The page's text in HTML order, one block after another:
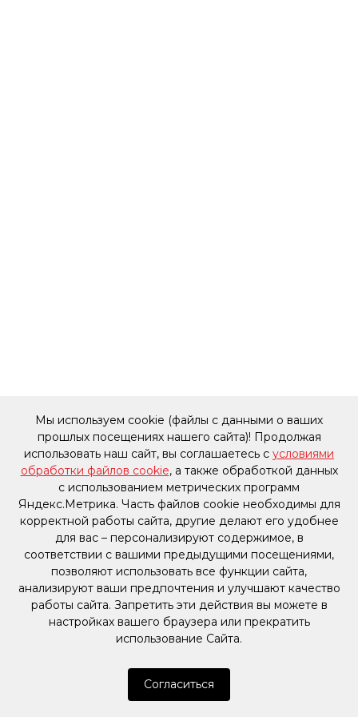
Мы используем cookie (файлы с данными о ваших
прошлых посещениях нашего сайта)! Продолжая
использовать наш сайт, вы соглашаетесь с условиями
обработки файлов cookie, а также обработкой данных
с использованием метрических программ
Яндекс.Метрика. Часть файлов cookie необходимы для
корректной работы сайта, другие делают его удобнее
для вас – персонализируют содержимое, в
соответствии с вашими предыдущими посещениями,
позволяют использовать все функции сайта,
анализируют ваши предпочтения и улучшают качество
работы сайта. Запретить эти действия вы можете в
настройках вашего браузера или прекратить
использование Сайта.
Согласиться